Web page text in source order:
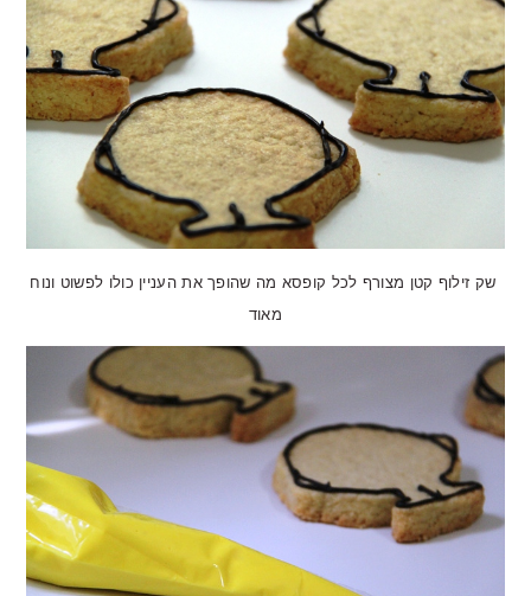
שק זילוף קטן מצורף לכל קופסא מה שהופך את העניין כולו לפשוט ונוח
מאוד